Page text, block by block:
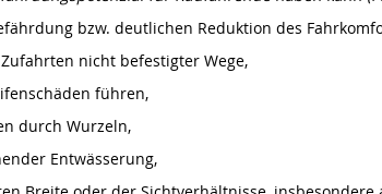
bzw. deutlichen Reduktion des
nicht befestigter Wege,
führen,
durch Wurzeln,
Entwässerung,